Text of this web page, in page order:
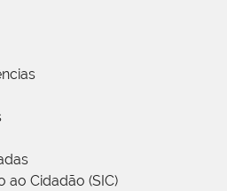
ao Cidadão (SIC)